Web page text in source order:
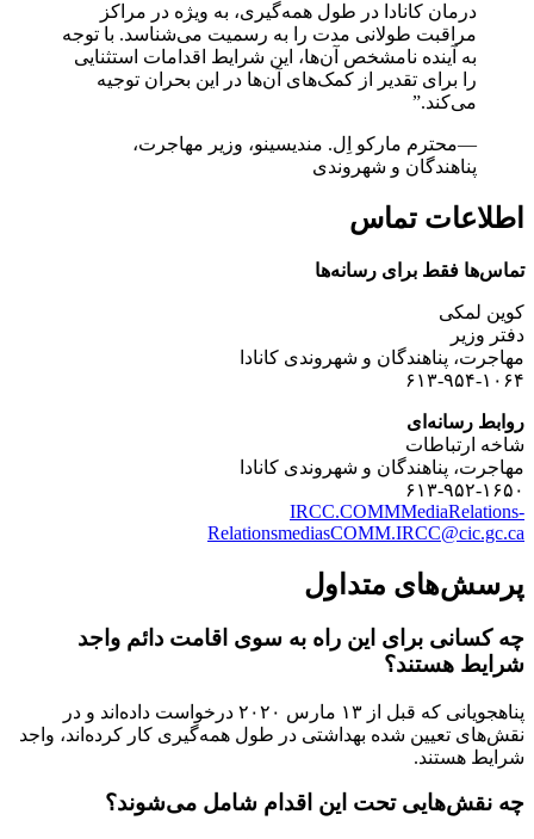
درمان کانادا در طول همه‌گیری، به ویژه در مراکز
مراقبت طولانی مدت را به رسمیت می‌شناسد. با توجه
به آینده نامشخص آن‌ها، این شرایط اقدامات استثنایی
را برای تقدیر از کمک‌های آن‌ها در این بحران توجیه
می‌کند.”
—محترم مارکو اِل. مندیسینو، وزیر مهاجرت،
پناهندگان و شهروندی
اطلاعات تماس
تماس‌ها فقط برای رسانه‌ها
کوین لمکی
دفتر وزیر
مهاجرت، پناهندگان و شهروندی کانادا
۶۱۳-۹۵۴-۱۰۶۴
روابط رسانه‌ای
شاخه ارتباطات
مهاجرت، پناهندگان و شهروندی کانادا
۶۱۳-۹۵۲-۱۶۵۰
IRCC.COMMMediaRelations-
RelationsmediasCOMM.IRCC@cic.gc.ca
پرسش‌های متداول
چه کسانی برای این راه به سوی اقامت دائم واجد
شرایط هستند؟
پناهجویانی که قبل از ۱۳ مارس ۲۰۲۰ درخواست داده‌اند و در
نقش‌های تعیین شده بهداشتی در طول همه‌گیری کار کرده‌اند، واجد
شرایط هستند.
چه نقش‌هایی تحت این اقدام شامل می‌شوند؟